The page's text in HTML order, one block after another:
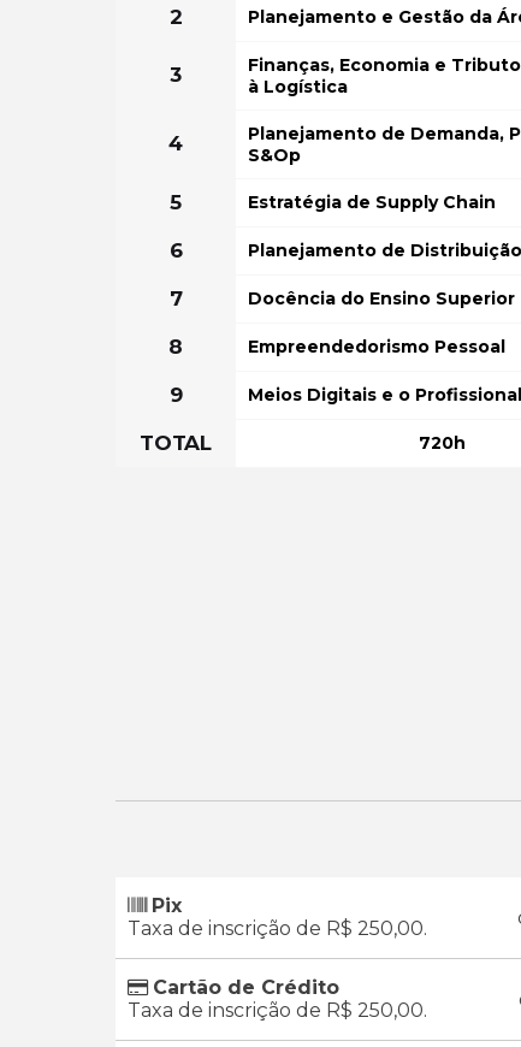
2 Planejamento e Gestão da
3
Finanças, Economia e
à Logística
4
Planejamento de Demanda,
S&Op
5 Estratégia de Supply Chain
6 Planejamento de
7 Docência do Ensino Superior
8 Empreendedorismo Pessoal
9 Meios Digitais e o
TOTAL 720h
Pix
Taxa de inscrição de R$ 250,00.
Cartão de Crédito
Taxa de inscrição de R$ 250,00.